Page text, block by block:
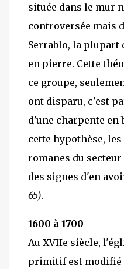
située dans le mur
controversée mais
Serrablo, la plupart
en pierre. Cette
ce groupe,
ont disparu, c'est
d'une charpente en
cette hypothèse,
romanes du
des signes d'en
65).
1600 à 1700
Au XVIIe siècle,
primitif est modifié